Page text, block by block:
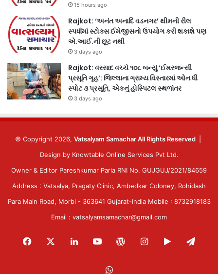
15 hours ago
Rajkot: ‘અનંત અનાદિ વડનગર’ થીમની રીલ
સ્પર્ધામાં સ્ટોક્સ ઈમેજીસનો ઉપયોગ કરી શકાશે પણ
એ.આઈ.ની છૂટ નથી
3 days ago
Rajkot: વરસાદ વચ્ચે ૧૦૮ બન્યું ‘ઈમરજન્સી
પ્રસૂતિ ગૃહ’: જિલ્લાના ગ્રામ્ય વિસ્તારમાં ઓન ધી
સ્પોટ ૩ પ્રસૂતિ, એકનું હોસ્પિટલ સ્થળાંતર
3 days ago
© Copyright 2026, Vatsalyam Samachar All Rights Reserved
Design by Knowtable Online Services Pvt Ltd.
Owner & Editor Pareshkumar Paria RNI No. GUJGUJ/2021/84659
Address : Vatsalya, Pragaty Clinic, Ambedkar Coloney, Rohidash
Para Main Road, Morbi - 363641 Gujarat-India Mobile : 8732918183
Email : vatsalyamsamachar@gmail.com
Facebook LinkedInYouTubeWordPressInstagram
Google
WhatsApp